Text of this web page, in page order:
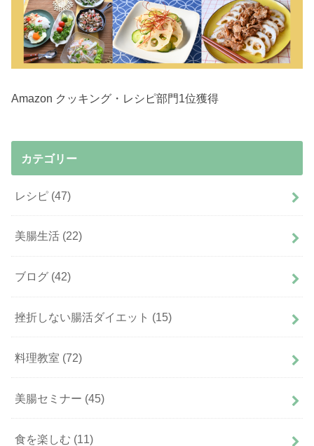
Amazon クッキング・レシピ部門1位獲得
カテゴリー
レシピ (47)
美腸生活 (22)
ブログ (42)
挫折しない腸活ダイエット (15)
料理教室 (72)
美腸セミナー (45)
食を楽しむ (11)